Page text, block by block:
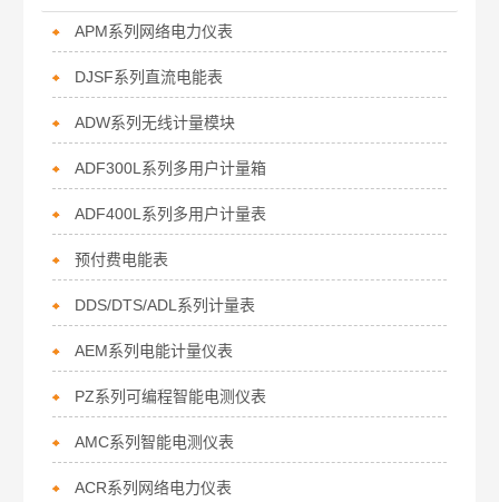
APM系列网络电力仪表
DJSF系列直流电能表
ADW系列无线计量模块
ADF300L系列多用户计量箱
ADF400L系列多用户计量表
预付费电能表
DDS/DTS/ADL系列计量表
AEM系列电能计量仪表
PZ系列可编程智能电测仪表
AMC系列智能电测仪表
ACR系列网络电力仪表